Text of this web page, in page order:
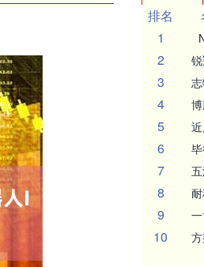
排名
1
2
3
4
5
6
7
8
9
10